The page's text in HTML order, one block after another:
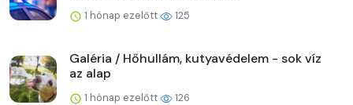
1 hónap ezelőtt 125
Galéria / Hőhullám, kutyavédelem - sok víz
az alap
1 hónap ezelőtt 126